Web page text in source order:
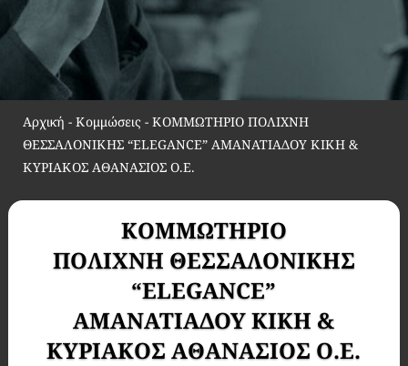
Αρχική - Κομμώσεις- ΚΟΜΜΩΤΗΡΙΟ ΠΟΛΙΧΝΗ
ΘΕΣΣΑΛΟΝΙΚΗΣ “ELEGANCE” ΑΜΑΝΑΤΙΑΔΟΥ ΚΙΚΗ &
ΚΥΡΙΑΚΟΣ ΑΘΑΝΑΣΙΟΣ O.E.
ΚΟΜΜΩΤΗΡΙΟ
ΠΟΛΙΧΝΗ ΘΕΣΣΑΛΟΝΙΚΗΣ
“ELEGANCE”
ΑΜΑΝΑΤΙΑΔΟΥ ΚΙΚΗ &
ΚΥΡΙΑΚΟΣ ΑΘΑΝΑΣΙΟΣ O.E.